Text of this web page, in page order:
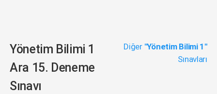
Yönetim Bilimi 1
Ara 15. Deneme
Sınavı
Diğer "Yönetim Bilimi 1"
Sınavları